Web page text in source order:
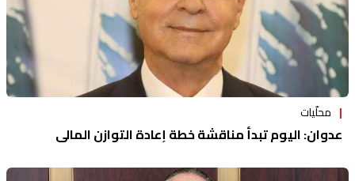
محلّيات
عدوان: اليوم تبدأ مناقشة خطة إعادة التوازن المالي